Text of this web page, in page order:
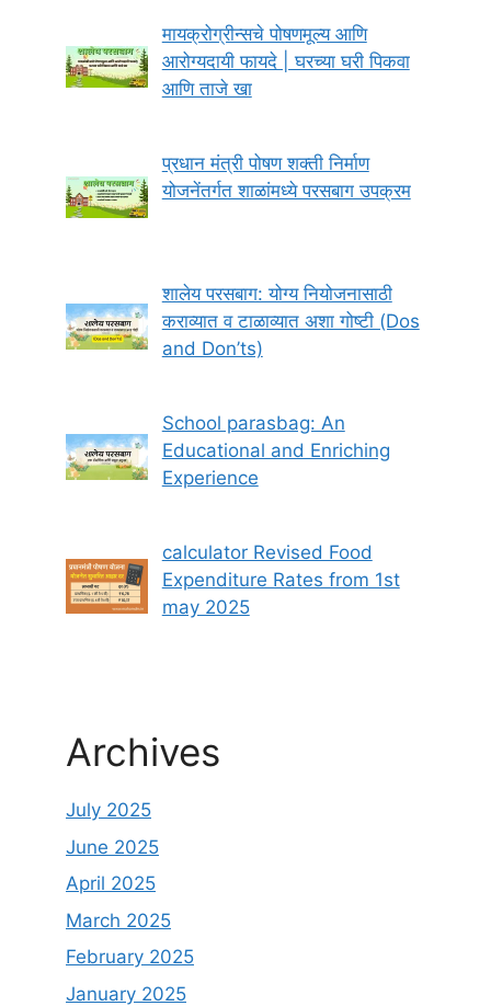
मायक्रोग्रीन्सचे पोषणमूल्य आणि
आरोग्यदायी फायदे | घरच्या घरी पिकवा
आणि ताजे खा
प्रधान मंत्री पोषण शक्ती निर्माण
योजनेंतर्गत शाळांमध्ये परसबाग उपक्रम
शालेय परसबाग: योग्य नियोजनासाठी
कराव्यात व टाळाव्यात अशा गोष्टी (Dos
and Don’ts)
School parasbag: An
Educational and Enriching
Experience
calculator Revised Food
Expenditure Rates from 1st
may 2025
Archives
July 2025
June 2025
April 2025
March 2025
February 2025
January 2025